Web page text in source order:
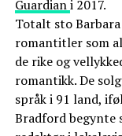
Guardiani 2017.
Totalt sto
romantitler som
de rike og
romantikk. De
språk i 91 land,
Bradford begynte